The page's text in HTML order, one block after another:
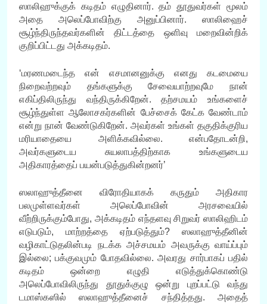
ஸாலிஹுக்குக் கடிதம் எழுதினார். தம் தூதுவர்கள் மூலம்
அதை அலெப்போவிற்கு அனுப்பினார். ஸாலிஹைச்
சூழ்ந்திருந்தவர்களின் திட்டத்தை ஒளிவு மறைவின்றிக்
குறிப்பிட்டது அக்கடிதம்.
‘மரணமடைந்த என் எசமானனுக்கு எனது கடமையை
நிறைவற்றவும் தங்களுக்கு சேவையாற்றவுமே நான்
எகிப்திலிருந்து வந்திருக்கிறேன். தற்சமயம் உங்களைச்
சூழ்ந்துள்ள ஆலோசகர்களின் பேச்சைக் கேட்க வேண்டாம்
என்று நான் வேண்டுகிறேன். அவர்கள் உங்கள் தகுதிக்குரிய
மரியாதையை அளிக்கவில்லை. என்பதோடன்றி,
அவர்களுடைய சுயலாபத்திற்காக உங்களுடைய
அதிகாரத்தைப் பயன்படுத்துகின்றனர்’
ஸலாஹுத்தீனை விரோதியாகக் கருதும் அதிகார
பலமுள்ளவர்கள் அலெப்போவின் அரசவையில்
வீற்றிருக்கும்போது, அக்கடிதம் எந்தளவு சிறுவர் ஸாலிஹிடம்
எடுபடும், மாற்றத்தை ஏற்படுத்தும்? ஸலாஹுத்தீனின்
வழிகாட்டுதலின்படி நடக்க அச்சமயம் அவருக்கு வாய்ப்பும்
இல்லை; பக்குவமும் போதவில்லை. அவரது சார்பாகப் பதில்
கடிதம் ஒன்றை எழுதி எடுத்துக்கொண்டு
அலெப்போவிலிருந்து தூதுக்குழு ஒன்று புறப்பட்டு வந்து
டமாஸ்கஸில் ஸலாஹுத்தீனைச் சந்தித்தது. அதைத்